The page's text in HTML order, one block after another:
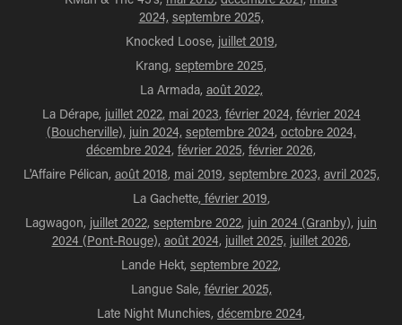
2024, septembre 2025,
Knocked Loose, juillet 2019,
Krang, septembre 2025,
La Armada, août 2022,
La Dérape, juillet 2022, mai 2023, février 2024, février 2024
(Boucherville), juin 2024, septembre 2024, octobre 2024,
décembre 2024, février 2025, février 2026,
L'Affaire Pélican, août 2018, mai 2019, septembre 2023, avril 2025,
La Gachette,février 2019,
Lagwagon, juillet 2022, septembre 2022, juin 2024 (Granby), juin
2024 (Pont-Rouge), août 2024, juillet 2025, juillet 2026,
Lande Hekt, septembre 2022,
Langue Sale, février 2025,
Late Night Munchies, décembre 2024,